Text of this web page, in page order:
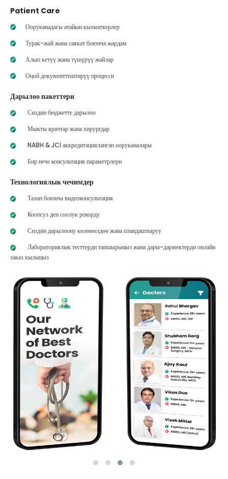
Patient Care
Ооруканадагы атайын кызматкерлер
Турак-жай жана саякат боюнча жардам
Алып кетүү жана түшүрүү жайлар
Оңой документтештирүү процесси
Дарылоо пакеттери
Сиздин бюджетте дарылоо
Мыкты врачтар жана хирургдар
NABH & JCI аккредитацияланган ооруканалары
Бир нече консультация параметрлери
Технологиялык чечимдер
Талап боюнча видеоконсультация
Коопсуз ден соолук рекорду
Сиздин дарылоону көзөмөлдөө жана пландаштыруу
Лабораториялык тесттерди тапшырыңыз жана дары-дармектерди онлайн
заказ кылыңыз